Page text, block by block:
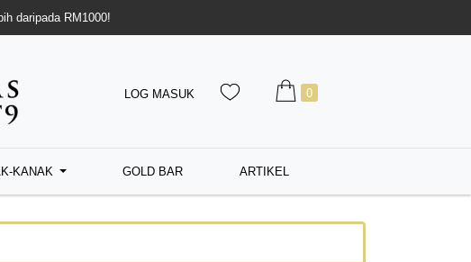
daripada RM1000!
LOG MASUK 0
KANAK GOLD BAR ARTIKEL